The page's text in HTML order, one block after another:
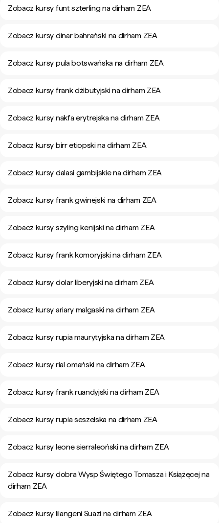
Zobacz kursy funt szterling na dirham ZEA
Zobacz kursy dinar bahrański na dirham ZEA
Zobacz kursy pula botswańska na dirham ZEA
Zobacz kursy frank dżibutyjski na dirham ZEA
Zobacz kursy nakfa erytrejska na dirham ZEA
Zobacz kursy birr etiopski na dirham ZEA
Zobacz kursy dalasi gambijskie na dirham ZEA
Zobacz kursy frank gwinejski na dirham ZEA
Zobacz kursy szyling kenijski na dirham ZEA
Zobacz kursy frank komoryjski na dirham ZEA
Zobacz kursy dolar liberyjski na dirham ZEA
Zobacz kursy ariary malgaski na dirham ZEA
Zobacz kursy rupia maurytyjska na dirham ZEA
Zobacz kursy rial omański na dirham ZEA
Zobacz kursy frank ruandyjski na dirham ZEA
Zobacz kursy rupia seszelska na dirham ZEA
Zobacz kursy leone sierraleoński na dirham ZEA
Zobacz kursy dobra Wysp Świętego Tomasza i Książęcej na
dirham ZEA
Zobacz kursy lilangeni Suazi na dirham ZEA